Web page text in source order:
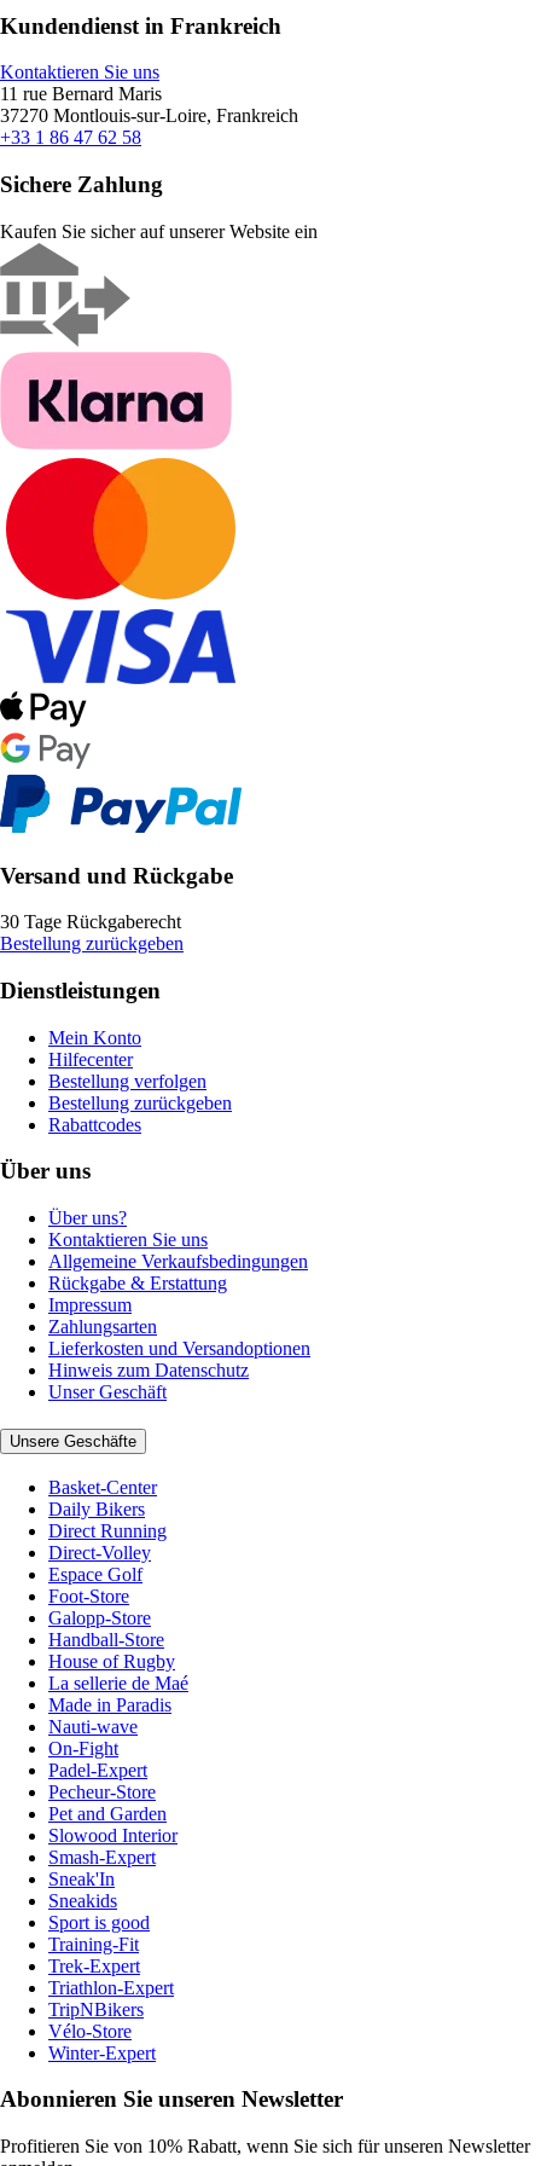
Kundendienst in Frankreich
Kontaktieren Sie uns
11 rue Bernard Maris
37270 Montlouis-sur-Loire, Frankreich
+33 1 86 47 62 58
Sichere Zahlung
Kaufen Sie sicher auf unserer Website ein
Versand und Rückgabe
30 Tage Rückgaberecht
Bestellung zurückgeben
Dienstleistungen
Mein Konto
Hilfecenter
Bestellung verfolgen
Bestellung zurückgeben
Rabattcodes
Über uns
Über uns?
Kontaktieren Sie uns
Allgemeine Verkaufsbedingungen
Rückgabe & Erstattung
Impressum
Zahlungsarten
Lieferkosten und Versandoptionen
Hinweis zum Datenschutz
Unser Geschäft
Unsere Geschäfte
Basket-Center
Daily Bikers
Direct Running
Direct-Volley
Espace Golf
Foot-Store
Galopp-Store
Handball-Store
House of Rugby
La sellerie de Maé
Made in Paradis
Nauti-wave
On-Fight
Padel-Expert
Pecheur-Store
Pet and Garden
Slowood Interior
Smash-Expert
Sneak'In
Sneakids
Sport is good
Training-Fit
Trek-Expert
Triathlon-Expert
TripNBikers
Vélo-Store
Winter-Expert
Abonnieren Sie unseren Newsletter
Profitieren Sie von 10% Rabatt, wenn Sie sich für unseren Newsletter